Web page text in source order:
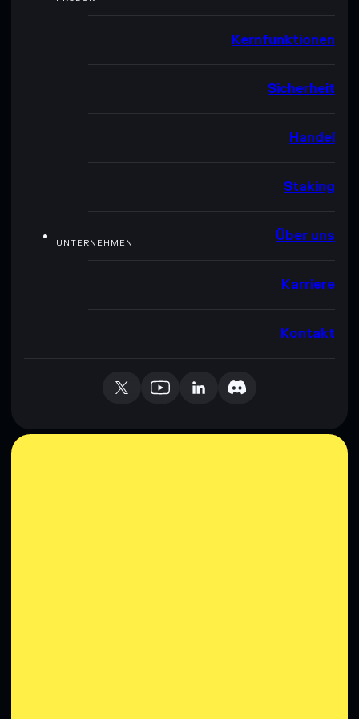
Kernfunktionen
Sicherheit
Handel
Staking
UNTERNEHMEN Über uns
Karriere
Kontakt